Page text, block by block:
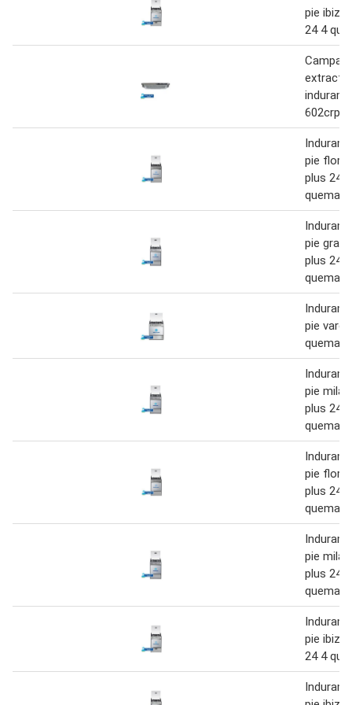
pie ibiza
24 4
602crp
pie
plus 24 4
pie
plus 24 4
pie
pie
plus 24 4
pie
plus 24 4
pie
plus 24 4
pie ibiza
24 4